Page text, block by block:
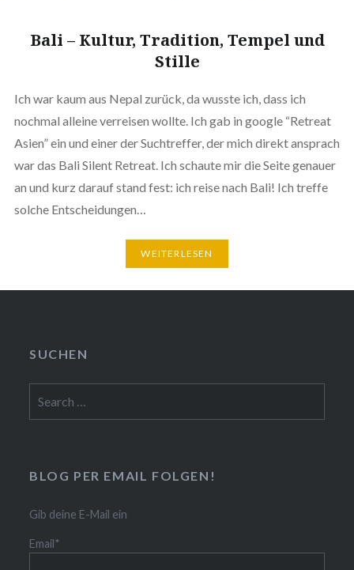
Bali – Kultur, Tradition, Tempel und
Stille
Ich war kaum aus Nepal zurück, da wusste ich, dass ich
nochmal alleine verreisen wollte. Ich gab in google “Retreat
Asien” ein und einer der Suchtreffer, der mich direkt ansprach
war das Bali Silent Retreat. Ich schaute mir die Seite genauer
an und kurz darauf stand fest: ich reise nach Bali! Ich treffe
solche Entscheidungen…
WEITERLESEN
SUCHEN
for:
BLOG PER EMAIL FOLGEN!
Gib deine E-Mail ein
Email*